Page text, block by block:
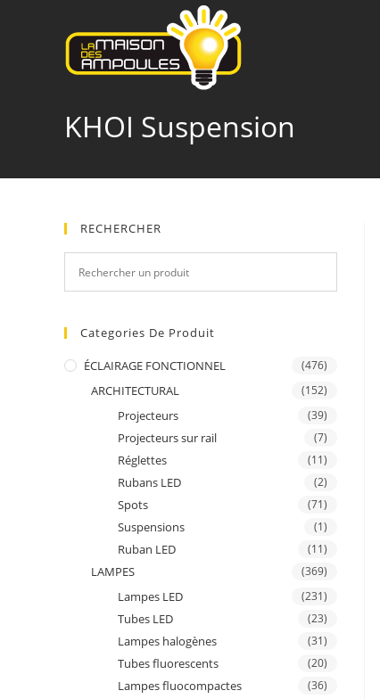
KHOI Suspension
RECHERCHER
Categories De Produit
ÉCLAIRAGE FONCTIONNEL (476)
ARCHITECTURAL (152)
Projecteurs (39)
Projecteurs sur rail (7)
Réglettes (11)
Rubans LED (2)
Spots (71)
Suspensions (1)
Ruban LED (11)
LAMPES (369)
Lampes LED (231)
Tubes LED (23)
Lampes halogènes (31)
Tubes fluorescents (20)
Lampes fluocompactes (36)